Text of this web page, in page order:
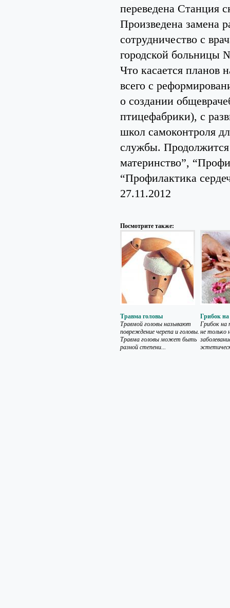
переведена Станция
Произведена замена
сотрудничество с
городской больницы
Что касается планов
всего с
о создании
птицефабрики), с
школ самоконтроля
службы. Продолжится
материнство”,
“Профилактика
27.11.2012
Посмотрите также:
Травма головы
Травмой головы называют
повреждение черепа и головы.
Травма головы может быть
разной степени...
Грибок
Грибок на
не только